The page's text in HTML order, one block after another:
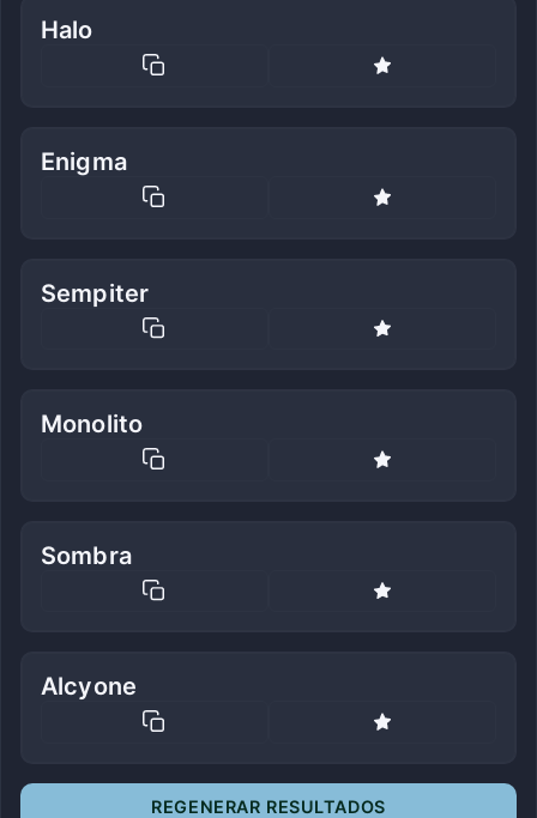
Halo
Enigma
Sempiter
Monolito
Sombra
Alcyone
REGENERAR RESULTADOS